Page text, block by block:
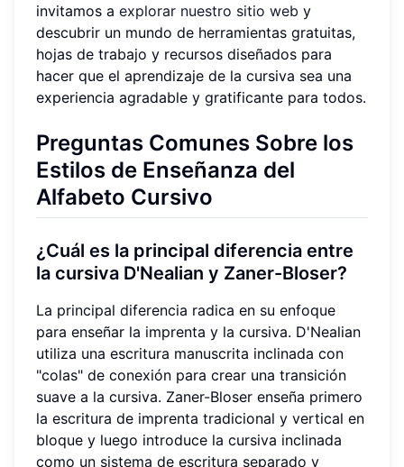
invitamos a explorar nuestro sitio web y
descubrir un mundo de herramientas gratuitas,
hojas de trabajo y recursos diseñados para
hacer que el aprendizaje de la cursiva sea una
experiencia agradable y gratificante para todos.
Preguntas Comunes Sobre los
Estilos de Enseñanza del
Alfabeto Cursivo
¿Cuál es la principal diferencia entre
la cursiva D'Nealian y Zaner-Bloser?
La principal diferencia radica en su enfoque
para enseñar la imprenta y la cursiva. D'Nealian
utiliza una escritura manuscrita inclinada con
"colas" de conexión para crear una transición
suave a la cursiva. Zaner-Bloser enseña primero
la escritura de imprenta tradicional y vertical en
bloque y luego introduce la cursiva inclinada
como un sistema de escritura separado y